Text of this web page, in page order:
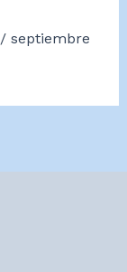
/ septiembre